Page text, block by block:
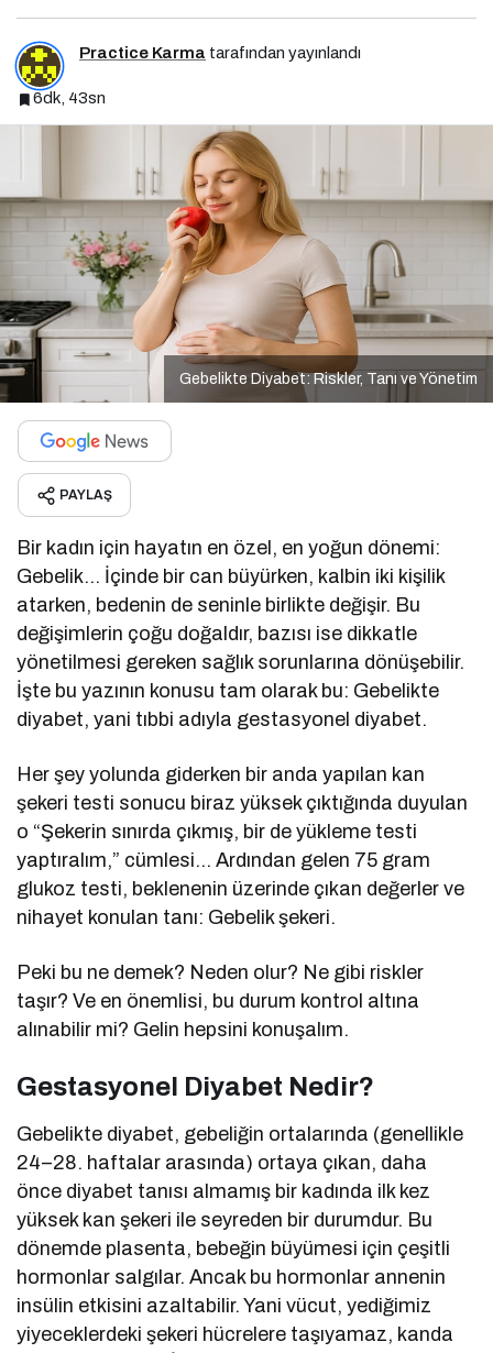
Practice Karma tarafından yayınlandı
6dk, 43sn
Gebelikte Diyabet: Riskler, Tanı ve Yönetim
PAYLAŞ
Bir kadın için hayatın en özel, en yoğun dönemi:
Gebelik… İçinde bir can büyürken, kalbin iki kişilik
atarken, bedenin de seninle birlikte değişir. Bu
değişimlerin çoğu doğaldır, bazısı ise dikkatle
yönetilmesi gereken sağlık sorunlarına dönüşebilir.
İşte bu yazının konusu tam olarak bu: Gebelikte
diyabet, yani tıbbi adıyla gestasyonel diyabet.
Her şey yolunda giderken bir anda yapılan kan
şekeri testi sonucu biraz yüksek çıktığında duyulan
o “Şekerin sınırda çıkmış, bir de yükleme testi
yaptıralım,” cümlesi… Ardından gelen 75 gram
glukoz testi, beklenenin üzerinde çıkan değerler ve
nihayet konulan tanı: Gebelik şekeri.
Peki bu ne demek? Neden olur? Ne gibi riskler
taşır? Ve en önemlisi, bu durum kontrol altına
alınabilir mi? Gelin hepsini konuşalım.
Gestasyonel Diyabet Nedir?
Gebelikte diyabet, gebeliğin ortalarında (genellikle
24–28. haftalar arasında) ortaya çıkan, daha
önce diyabet tanısı almamış bir kadında ilk kez
yüksek kan şekeri ile seyreden bir durumdur. Bu
dönemde plasenta, bebeğin büyümesi için çeşitli
hormonlar salgılar. Ancak bu hormonlar annenin
insülin etkisini azaltabilir. Yani vücut, yediğimiz
yiyeceklerdeki şekeri hücrelere taşıyamaz, kanda